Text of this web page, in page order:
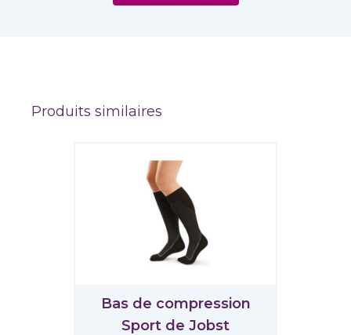
Produits similaires
Bas de compression
Sport de Jobst